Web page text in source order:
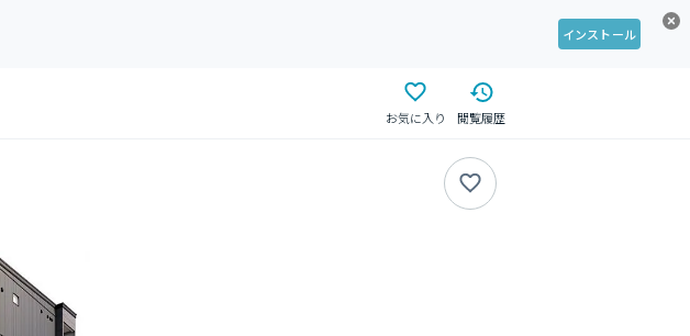
インストール
お気に入り 閲覧履歴